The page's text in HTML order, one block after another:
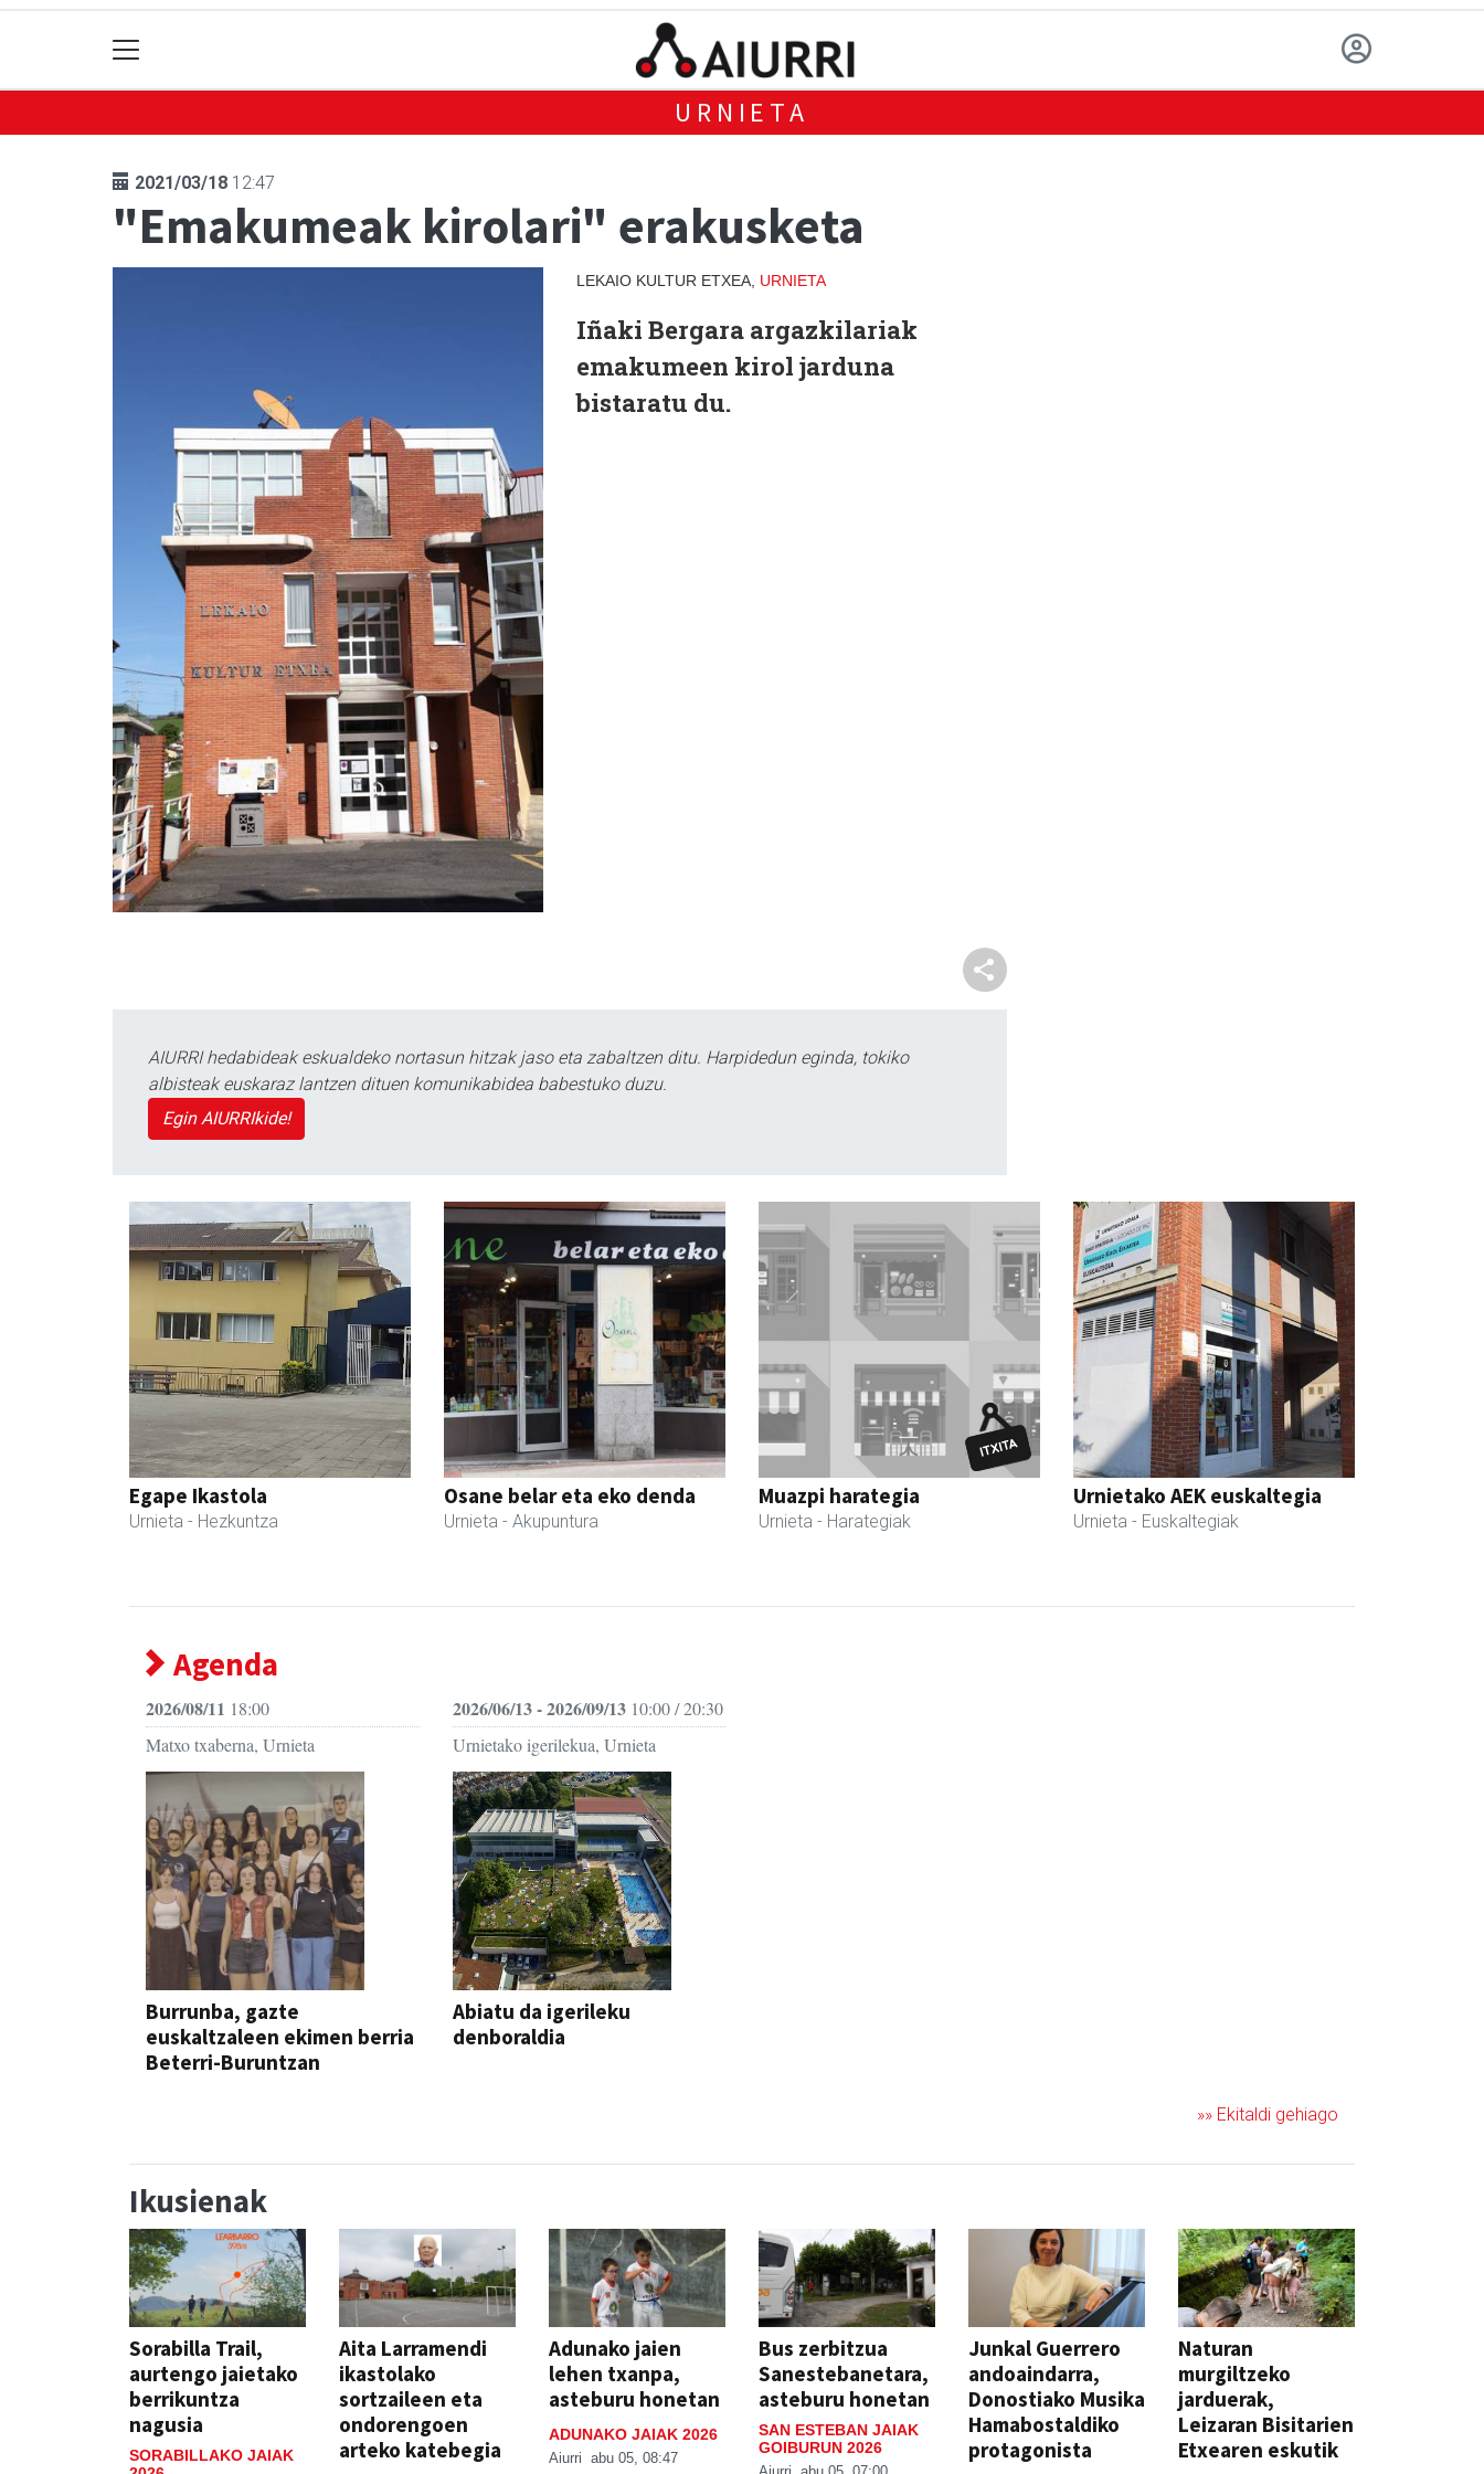
URNIETA
2021/03/18 12:47
"Emakumeak kirolari" erakusketa
LEKAIO KULTUR ETXEA, URNIETA
Iñaki Bergara argazkilariak
emakumeen kirol jarduna
bistaratu du.
AIURRI hedabideak eskualdeko nortasun hitzak jaso eta zabaltzen ditu. Harpidedun eginda, tokiko
albisteak euskaraz lantzen dituen komunikabidea babestuko duzu.
Egin AIURRIkide!
Egape Ikastola
Urnieta - Hezkuntza
Osane belar eta eko denda
Urnieta - Akupuntura
Muazpi harategia
Urnieta - Harategiak
Urnietako AEK euskaltegia
Urnieta - Euskaltegiak
Agenda
2026/08/11 18:00
Matxo txaberna, Urnieta
Burrunba, gazte
euskaltzaleen ekimen berria
Beterri-Buruntzan
2026/06/13 - 2026/09/1310:00 / 20:30
Urnietako igerilekua, Urnieta
Abiatu da igerileku
denboraldia
»» Ekitaldi gehiago
Ikusienak
Sorabilla Trail,
aurtengo jaietako
berrikuntza
nagusia
SORABILLAKO JAIAK
Aita Larramendi
ikastolako
sortzaileen eta
ondorengoen
arteko katebegia
Adunako jaien
lehen txanpa,
asteburu honetan
ADUNAKO JAIAK 2026
Aiurri abu 05, 08:47
Bus zerbitzua
Sanestebanetara,
asteburu honetan
SAN ESTEBAN JAIAK
GOIBURUN 2026
Junkal Guerrero
andoaindarra,
Donostiako Musika
Hamabostaldiko
protagonista
Naturan
murgiltzeko
jarduerak,
Leizaran Bisitarien
Etxearen eskutik